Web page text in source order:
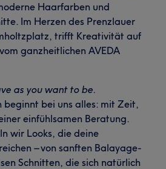
Haarfarben und
Im Herzen des Prenzlauer
trifft Kreativität auf
ganzheitlichen AVEDA
as you want to be.
beginnt bei uns alles: mit Zeit,
einfühlsamen Beratung.
wir Looks, die deine
– von sanften Balayage-
Schnitten, die sich natürlich